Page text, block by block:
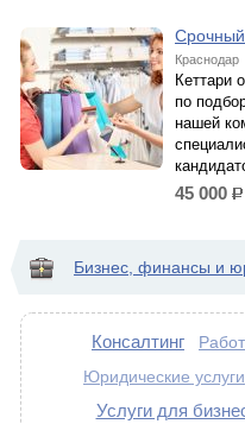
Краснодар
Кеттари
по
нашей
45 000 р.
Бизнес, финансы и
Консалтинг
Юридические услуги
Услуги для